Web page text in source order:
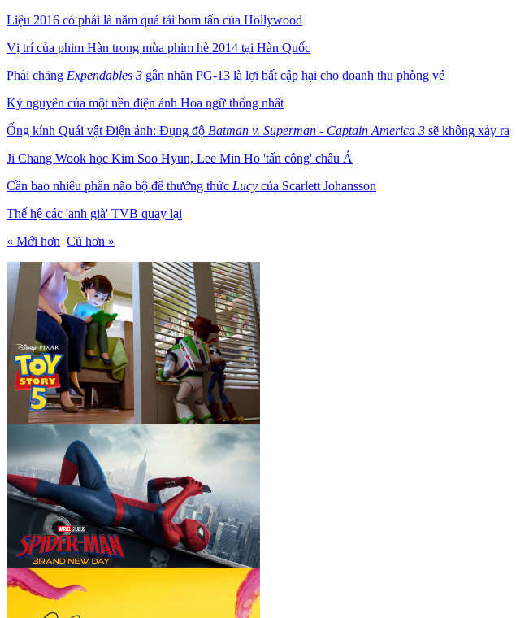
Liệu 2016 có phải là năm quá tải bom tấn của Hollywood
Vị trí của phim Hàn trong mùa phim hè 2014 tại Hàn Quốc
Phải chăng Expendables 3 gắn nhãn PG-13 là lợi bất cập hại cho doanh thu phòng vé
Kỷ nguyên của một nền điện ảnh Hoa ngữ thống nhất
Ống kính Quái vật Điện ảnh: Đụng độ Batman v. Superman - Captain America 3 sẽ không xảy ra
Ji Chang Wook học Kim Soo Hyun, Lee Min Ho 'tấn công' châu Á
Cần bao nhiêu phần não bộ để thưởng thức Lucy của Scarlett Johansson
Thế hệ các 'anh già' TVB quay lại
« Mới hơn Cũ hơn »